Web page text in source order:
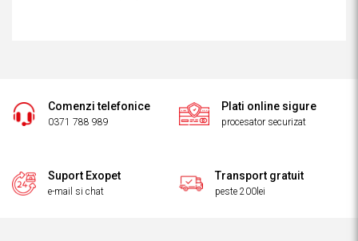
Comenzi telefonice
0371 788 989
Plati online sigure
procesator securizat
Suport Exopet
e-mail si chat
Transport gratuit
peste 200lei